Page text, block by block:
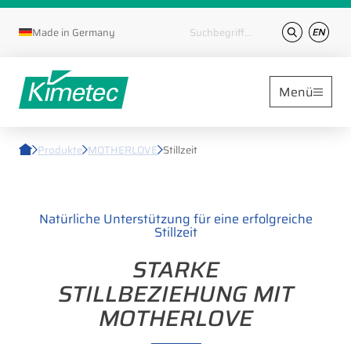
Made in Germany Suchbegriffe
Menü
Produkte MOTHERLOVE Stillzeit
Natürliche Unterstützung für eine erfolgreiche
Stillzeit
STARKE
STILLBEZIEHUNG MIT
MOTHERLOVE
AKTUELLES
KONTAKT
CBC